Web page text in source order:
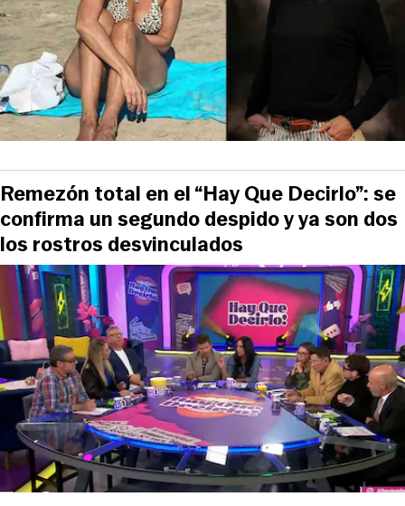
Remezón total en el “Hay Que Decirlo”: se
confirma un segundo despido y ya son dos
los rostros desvinculados